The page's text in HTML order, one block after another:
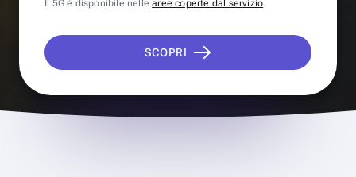
Il 5G è disponibile nellearee coperte dal servizio.
SCOPRI